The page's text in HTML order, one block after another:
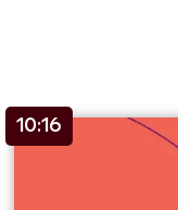
10:16